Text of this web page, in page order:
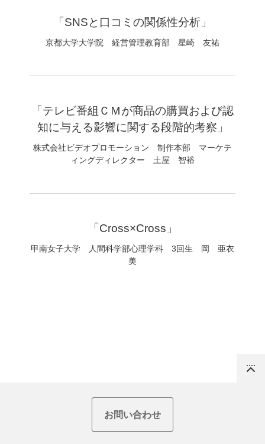
「SNSと口コミの関係性分析」
京都大学大学院 経営管理教育部 星崎 友祐
「テレビ番組ＣＭが商品の購買および認
知に与える影響に関する段階的考察」
株式会社ビデオプロモーション 制作本部 マーケテ
ィングディレクター 土屋 智裕
「Cross×Cross」
甲南女子大学 人間科学部心理学科 3回生 岡 亜衣
美
お問い合わせ